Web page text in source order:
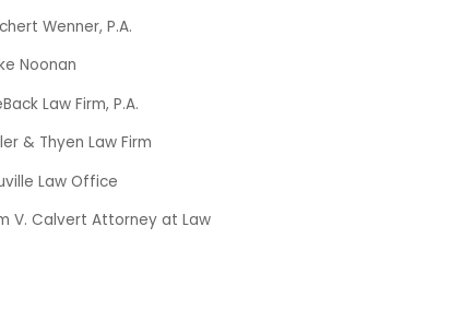
Wenner, P.A.
Noonan
Law Firm, P.A.
& Thyen Law Firm
Law Office
V. Calvert Attorney at Law